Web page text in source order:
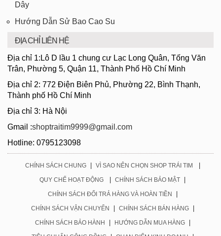
Dây
Hướng Dẫn Sử Bao Cao Su
ĐỊA CHỈ LIÊN HỆ
Địa chỉ 1:Lô D lầu 1 chung cư Lạc Long Quân, Tống Văn
Trân, Phường 5, Quận 11, Thành Phố Hồ Chí Minh
Địa chỉ 2: 772 Điện Biên Phủ, Phường 22, Bình Thạnh,
Thành phố Hồ Chí Minh
Địa chỉ 3: Hà Nội
Gmail :shoptraitim9999@gmail.com
Hotline: 0795123098
CHÍNH SÁCH CHUNG | VÌ SAO NÊN CHỌN SHOP TRÁI TIM |
QUY CHẾ HOẠT ĐỘNG | CHÍNH SÁCH BẢO MẬT |
CHÍNH SÁCH ĐỔI TRẢ HÀNG VÀ HOÀN TIỀN |
CHÍNH SÁCH VẬN CHUYỂN | CHÍNH SÁCH BÁN HÀNG |
CHÍNH SÁCH BẢO HÀNH | HƯỚNG DẪN MUA HÀNG |